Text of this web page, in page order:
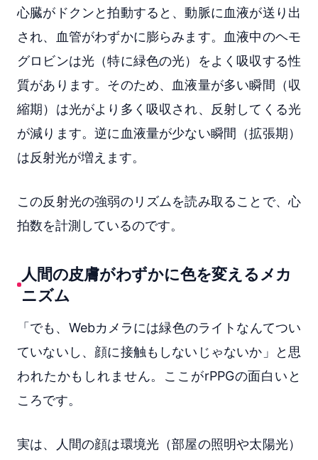
心臓がドクンと拍動すると、動脈に血液が送り出
され、血管がわずかに膨らみます。血液中のヘモ
グロビンは光（特に緑色の光）をよく吸収する性
質があります。そのため、血液量が多い瞬間（収
縮期）は光がより多く吸収され、反射してくる光
が減ります。逆に血液量が少ない瞬間（拡張期）
は反射光が増えます。
この反射光の強弱のリズムを読み取ることで、心
拍数を計測しているのです。
人間の皮膚がわずかに色を変えるメカ
ニズム
「でも、Webカメラには緑色のライトなんてつい
ていないし、顔に接触もしないじゃないか」と思
われたかもしれません。ここがrPPGの面白いと
ころです。
実は、人間の顔は環境光（部屋の照明や太陽光）